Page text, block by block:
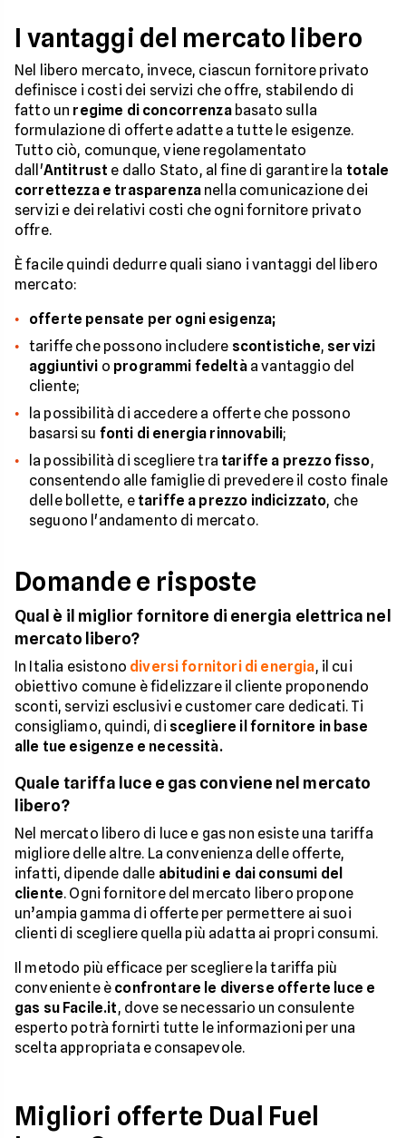
I vantaggi del mercato libero
Nel libero mercato, invece, ciascun fornitore privato
definisce i costi dei servizi che offre, stabilendo di
fatto un regime di concorrenzabasato sulla
formulazione di offerte adatte a tutte le esigenze.
Tutto ciò, comunque, viene regolamentato
dall'Antitrust e dallo Stato, al fine di garantire la totale
correttezza e trasparenza nella comunicazione dei
servizi e dei relativi costi che ogni fornitore privato
offre.
È facile quindi dedurre quali siano i vantaggi del libero
mercato:
offerte pensate per ogni esigenza;
tariffe che possono includere scontistiche, servizi
aggiuntivi o programmi fedeltàa vantaggio del
cliente;
la possibilità di accedere a offerte che possono
basarsi su fonti di energia rinnovabili;
la possibilità di scegliere tra tariffe a prezzo fisso,
consentendo alle famiglie di prevedere il costo finale
delle bollette, e tariffe a prezzo indicizzato, che
seguono l'andamento di mercato.
Domande e risposte
Qual è il miglior fornitore di energia elettrica nel
mercato libero?
In Italia esistono diversi fornitori di energia, il cui
obiettivo comune è fidelizzare il cliente proponendo
sconti, servizi esclusivi e customer care dedicati. Ti
consigliamo, quindi, di scegliere il fornitore in base
alle tue esigenze e necessità.
Quale tariffa luce e gas conviene nel mercato
libero?
Nel mercato libero di luce e gas non esiste una tariffa
migliore delle altre. La convenienza delle offerte,
infatti, dipende dalle abitudini e dai consumi del
cliente. Ogni fornitore del mercato libero propone
un’ampia gamma di offerte per permettere ai suoi
clienti di scegliere quella più adatta ai propri consumi.
Il metodo più efficace per scegliere la tariffa più
conveniente è confrontare le diverse offerte luce e
gas su Facile.it, dove se necessario un consulente
esperto potrà fornirti tutte le informazioni per una
scelta appropriata e consapevole.
Migliori offerte Dual Fuel